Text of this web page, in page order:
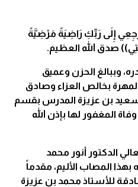
إِلَى رَبِّكِ رَاضِيَةً مَرْضِيَّةً
صدق الله العظيم.
وببالغ الحزن وعميق
بخالص العزاء وصادق
سعيد بن عزيزة المدرس بقسم
المغفور لها بإذن الله
الدكتور أنور محمد
المصاب الأليم، مقدماً
للأستاذ محمد بن عزيزة